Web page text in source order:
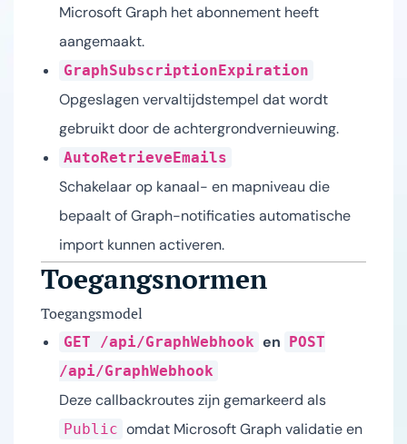
Microsoft Graph het abonnement heeft
aangemaakt.
GraphSubscriptionExpiration
Opgeslagen vervaltijdstempel dat wordt
gebruikt door de achtergrondvernieuwing.
AutoRetrieveEmails
Schakelaar op kanaal- en mapniveau die
bepaalt of Graph-notificaties automatische
import kunnen activeren.
Toegangsnormen
Toegangsmodel
GET /api/GraphWebhook en
POST
/api/GraphWebhook
Deze callbackroutes zijn gemarkeerd als
Public omdat Microsoft Graph validatie en